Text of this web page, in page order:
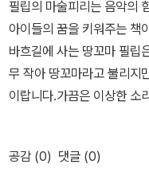
고 이름이 이상하다고 놀리
게도 자신을 위로해 주는
라는 생각을 하기도 하지만
있는 상황에서 필립의 이야
의 꿈을 이루고 싶어 하는
그 기적을 불러 오기까지
다른 재미를 줄듯도 하다.
필립의 마술피리는 음악의
아이들의 꿈을 키워주는 책
바흐길에 사는 땅꼬마 필립
무 작아 땅꼬마라고 불리지
이랍니다.가끔은 이상한 소
도 잘못해서 선생님에게도
립.. 그러나 어느날 강물에
공감 (0) 댓글 (0)